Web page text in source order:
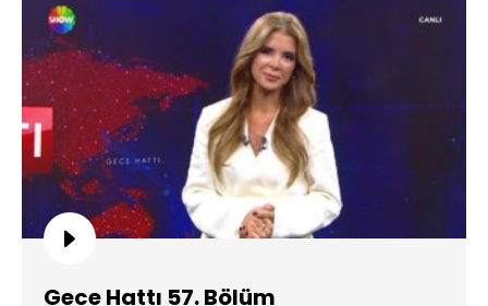
Gece Hattı 57. Bölüm